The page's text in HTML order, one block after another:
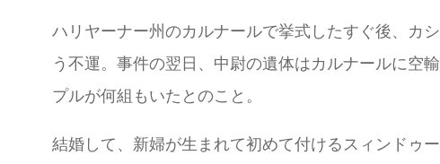
ハリヤーナー州のカルナールで挙式したすぐ後、カ
う不運。事件の翌日、中尉の遺体はカルナールに空
プルが何組もいたとのこと。
結婚して、新婦が生まれて初めて付けるスィンドゥ